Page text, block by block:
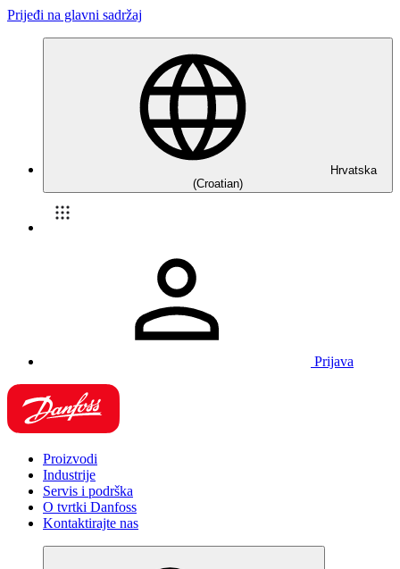
Prijeđi na glavni sadržaj
Hrvatska
(Croatian)
Prijava
Proizvodi
Industrije
Servis i podrška
O tvrtki Danfoss
Kontaktirajte nas